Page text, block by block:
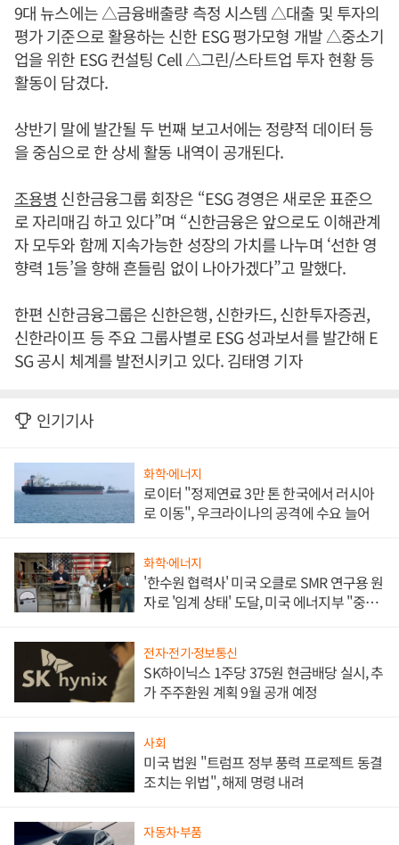
9대 뉴스에는 △금융배출량 측정 시스템 △대출 및 투자의
평가 기준으로 활용하는 신한 ESG 평가모형 개발 △중소기
업을 위한 ESG 컨설팅 Cell △그린/스타트업 투자 현황 등
활동이 담겼다.
상반기 말에 발간될 두 번째 보고서에는 정량적 데이터 등
을 중심으로 한 상세 활동 내역이 공개된다.
조용병 신한금융그룹 회장은 “ESG 경영은 새로운 표준으
로 자리매김 하고 있다”며 “신한금융은 앞으로도 이해관계
자 모두와 함께 지속가능한 성장의 가치를 나누며 ‘선한 영
향력 1등’을 향해 흔들림 없이 나아가겠다”고 말했다.
한편 신한금융그룹은 신한은행, 신한카드, 신한투자증권,
신한라이프 등 주요 그룹사별로 ESG 성과보서를 발간해 E
SG 공시 체계를 발전시키고 있다. 김태영 기자
인기기사
화학·에너지
로이터 "정제연료 3만 톤 한국에서 러시아
로 이동", 우크라이나의 공격에 수요 늘어
화학·에너지
'한수원 협력사' 미국 오클로 SMR 연구용 원
자로 '임계 상태' 도달, 미국 에너지부 "중요
전자·전기·정보통신
SK하이닉스 1주당 375원 현금배당 실시, 추
가 주주환원 계획 9월 공개 예정
사회
미국 법원 "트럼프 정부 풍력 프로젝트 동결
조치는 위법", 해제 명령 내려
자동차·부품